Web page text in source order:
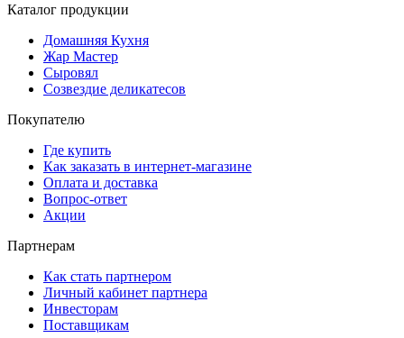
Каталог продукции
Домашняя Кухня
Жар Мастер
Сыровял
Созвездие деликатесов
Покупателю
Где купить
Как заказать в интернет-магазине
Оплата и доставка
Вопрос-ответ
Акции
Партнерам
Как стать партнером
Личный кабинет партнера
Инвесторам
Поставщикам